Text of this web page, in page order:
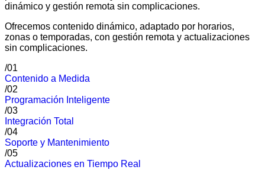
dinámico y gestión remota sin complicaciones.
Ofrecemos contenido dinámico, adaptado por horarios,
zonas o temporadas, con gestión remota y actualizaciones
sin complicaciones.
/01
Contenido a Medida
/02
Programación Inteligente
/03
Integración Total
/04
Soporte y Mantenimiento
/05
Actualizaciones en Tiempo Real